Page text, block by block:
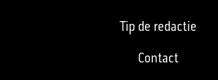
Tip de redactie
Contact